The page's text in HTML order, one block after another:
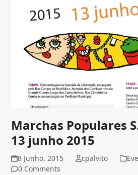
Marchas Populares
13 junho 2015
8 Junho, 2015 cpalvito
0 Comments